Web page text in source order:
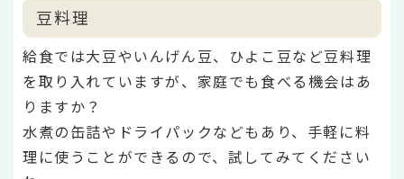
豆料理
給食では大豆やいんげん豆、ひよこ豆など豆料理
を取り入れていますが、家庭でも食べる機会はあ
りますか？
水煮の缶詰やドライパックなどもあり、手軽に料
理に使うことができるので、試してみてください